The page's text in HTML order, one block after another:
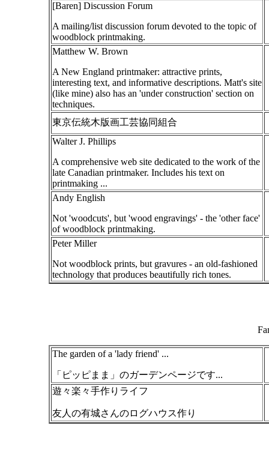
[Baren] Discussion Forum
A mailing/list discussion forum devoted to the topic of
woodblock printmaking.
Matthew W. Brown
A New England printmaker: attractive prints,
interesting text, and informative descriptions. Matt's site
(like mine) also has an 'under construction' section on
techniques.
東京伝統木版画工芸協同組合
Walter J. Phillips
A comprehensive web site dedicated to the work of the
late Canadian printmaker. Includes his text on
printmaking ...
Andy English
Not 'woodcuts', but 'wood engravings' - the 'other face'
of woodblock printmaking.
Peter Miller
Not woodblock prints, but gravures - an old-fashioned
technology that produces beautifully rich tones.
The garden of a 'lady friend' ...
「ピッピまま」のガーデンページです...
遊々楽々手作りライフ
友人の有城さんのログハウス作り